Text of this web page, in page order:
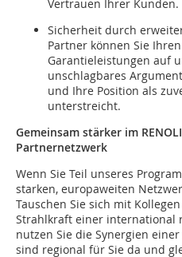
Vertrauen Ihrer Kunden.
Sicherheit durch
Partner können Sie
Garantieleistungen auf
unschlagbares
und Ihre Position als
unterstreicht.
Gemeinsam stärker im
Partnernetzwerk
Wenn Sie Teil unseres
starken, europaweiten
Tauschen Sie sich mit
Strahlkraft einer international
nutzen Sie die Synergien
sind regional für Sie da und